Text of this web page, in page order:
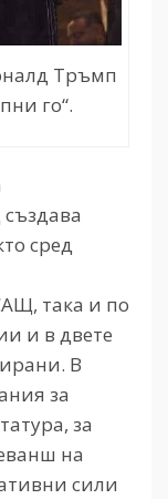
Тръмп
го“.
сред
така и по
и в двете
В
за
за
на
сили